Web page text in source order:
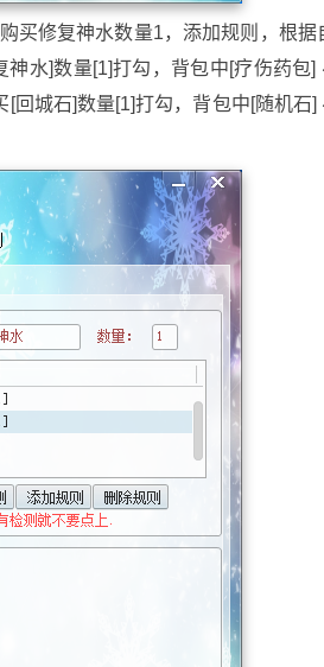
买修复神水数量1，添加规则，根据
水]数量[1]打勾，背包中[疗伤药包
回城石]数量[1]打勾，背包中[随机石